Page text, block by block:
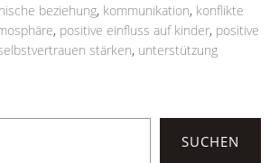
beziehung, kommunikation, konflikte
, positive einfluss auf kinder, positive
stärken, unterstützung
SUCHEN